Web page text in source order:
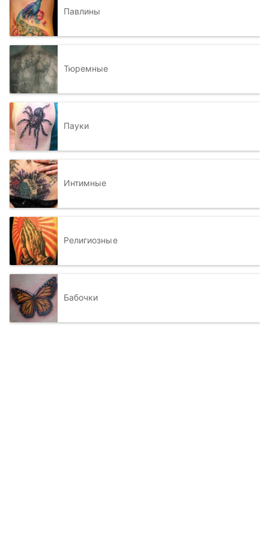
Павлины
Тюремные
Пауки
Интимные
Религиозные
Бабочки